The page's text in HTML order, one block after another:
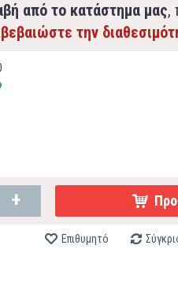
από το κατάστημα μας,
την
+
Επιθυμητό